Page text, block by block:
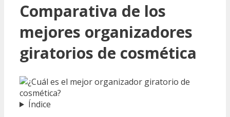
Comparativa de los
mejores organizadores
giratorios de cosmética
Índice